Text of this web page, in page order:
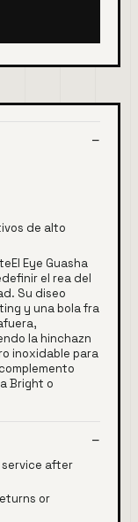
de alto
Eye Guasha
el rea del
Su diseo
y una bola fra
la hinchazn
inoxidable para
Bright o
after
or